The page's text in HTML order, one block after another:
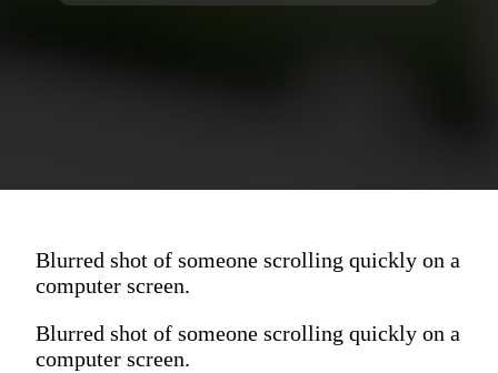
Blurred shot of someone scrolling quickly on a
computer screen.
Blurred shot of someone scrolling quickly on a
computer screen.